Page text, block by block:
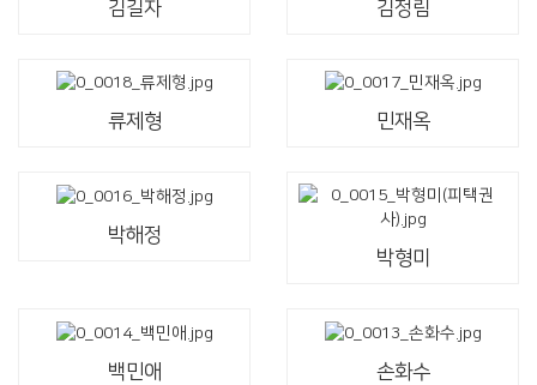
김길자 김정림
류제형 민재옥
박해정
박형미
백민애 손화수